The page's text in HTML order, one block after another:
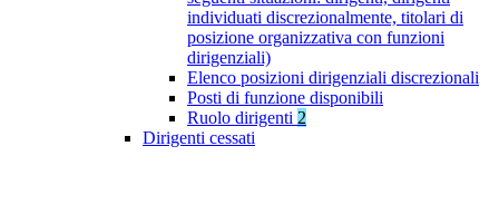
individuati discrezionalmente, titolari di
posizione organizzativa con funzioni
dirigenziali)
Elenco posizioni dirigenziali discrezionali
Posti di funzione disponibili
Ruolo dirigenti 2
Dirigenti cessati